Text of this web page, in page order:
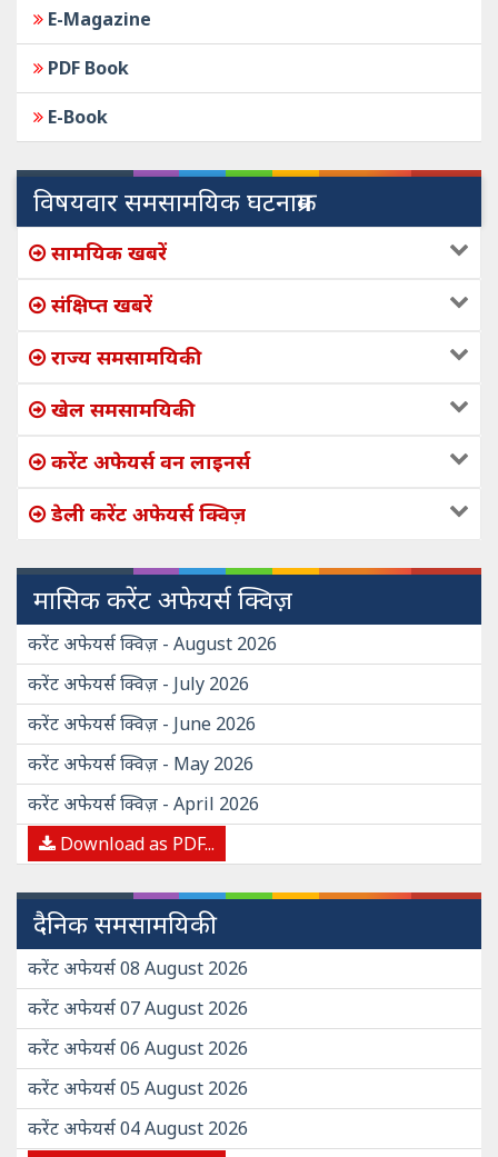
E-Magazine
PDF Book
E-Book
विषयवार समसामयिक घटनाक्रम
सामयिक खबरें
संक्षिप्त खबरें
राज्य समसामयिकी
खेल समसामयिकी
करेंट अफेयर्स वन लाइनर्स
डेली करेंट अफेयर्स क्विज़
मासिक करेंट अफेयर्स क्विज़
करेंट अफेयर्स क्विज़ - August 2026
करेंट अफेयर्स क्विज़ - July 2026
करेंट अफेयर्स क्विज़ - June 2026
करेंट अफेयर्स क्विज़ - May 2026
करेंट अफेयर्स क्विज़ - April 2026
Download as PDF...
दैनिक समसामयिकी
करेंट अफेयर्स 08 August 2026
करेंट अफेयर्स 07 August 2026
करेंट अफेयर्स 06 August 2026
करेंट अफेयर्स 05 August 2026
करेंट अफेयर्स 04 August 2026